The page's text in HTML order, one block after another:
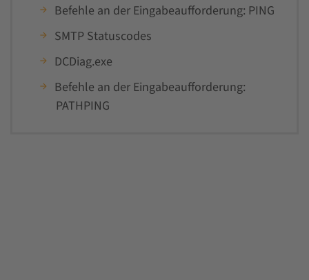
Befehle an der Eingabeaufforderung: PING
SMTP Statuscodes
DCDiag.exe
Befehle an der Eingabeaufforderung:
PATHPING